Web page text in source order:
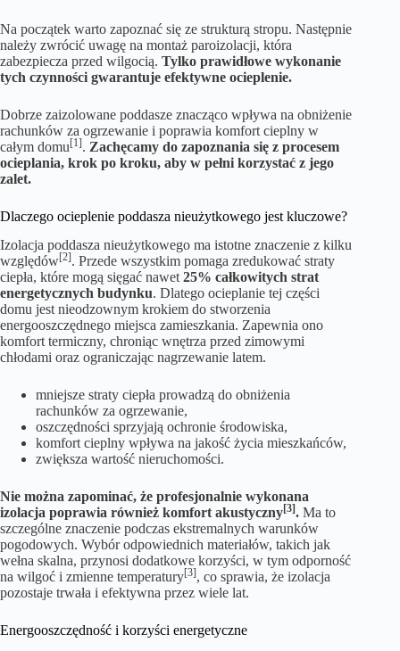
Na początek warto zapoznać się ze strukturą stropu. Następnie
należy zwrócić uwagę na montaż paroizolacji, która
zabezpiecza przed wilgocią. Tylko prawidłowe wykonanie
tych czynności gwarantuje efektywne ocieplenie.
Dobrze zaizolowane poddasze znacząco wpływa na obniżenie
rachunków za ogrzewanie i poprawia komfort cieplny w
całym domu[1]. Zachęcamy do zapoznania się z procesem
ocieplania, krok po kroku, aby w pełni korzystać z jego
zalet.
Dlaczego ocieplenie poddasza nieużytkowego jest kluczowe?
Izolacja poddasza nieużytkowego ma istotne znaczenie z kilku
względów[2]. Przede wszystkim pomaga zredukować straty
ciepła, które mogą sięgać nawet 25% całkowitych strat
energetycznych budynku. Dlatego ocieplanie tej części
domu jest nieodzownym krokiem do stworzenia
energooszczędnego miejsca zamieszkania. Zapewnia ono
komfort termiczny, chroniąc wnętrza przed zimowymi
chłodami oraz ograniczając nagrzewanie latem.
mniejsze straty ciepła prowadzą do obniżenia
rachunków za ogrzewanie,
oszczędności sprzyjają ochronie środowiska,
komfort cieplny wpływa na jakość życia mieszkańców,
zwiększa wartość nieruchomości.
Nie można zapominać, że profesjonalnie wykonana
izolacja poprawia również komfort akustyczny[3]. Ma to
szczególne znaczenie podczas ekstremalnych warunków
pogodowych. Wybór odpowiednich materiałów, takich jak
wełna skalna, przynosi dodatkowe korzyści, w tym odporność
na wilgoć i zmienne temperatury[3], co sprawia, że izolacja
pozostaje trwała i efektywna przez wiele lat.
Energooszczędność i korzyści energetyczne